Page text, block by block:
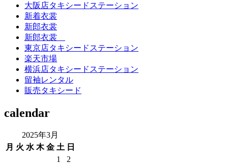
大阪店タキシードステーション
新着衣裳
新郎衣裳
新郎衣裳
東京店タキシードステーション
楽天市場
横浜店タキシードステーション
留袖レンタル
販売タキシード
calendar
2025年3月
月 火 水 木 金 土 日
1
2